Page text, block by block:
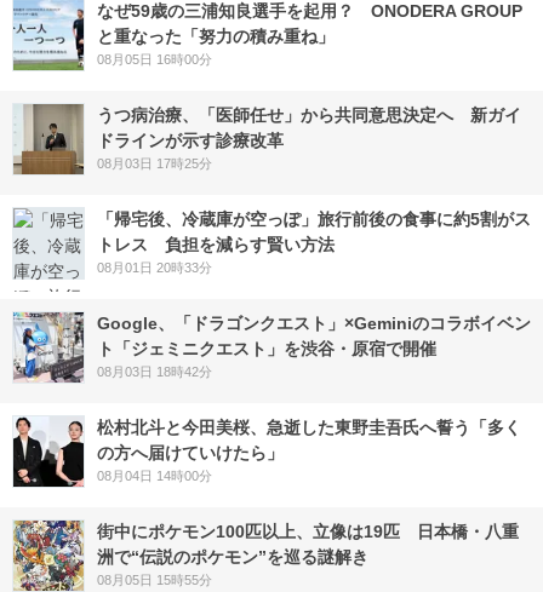
なぜ59歳の三浦知良選手を起用？ ONODERA GROUP
と重なった「努力の積み重ね」
08月05日 16時00分
うつ病治療、「医師任せ」から共同意思決定へ 新ガイ
ドラインが示す診療改革
08月03日 17時25分
「帰宅後、冷蔵庫が空っぽ」旅行前後の食事に約5割がス
トレス 負担を減らす賢い方法
08月01日 20時33分
Google、「ドラゴンクエスト」×Geminiのコラボイベン
ト「ジェミニクエスト」を渋谷・原宿で開催
08月03日 18時42分
松村北斗と今田美桜、急逝した東野圭吾氏へ誓う「多く
の方へ届けていけたら」
08月04日 14時00分
街中にポケモン100匹以上、立像は19匹 日本橋・八重
洲で“伝説のポケモン”を巡る謎解き
08月05日 15時55分